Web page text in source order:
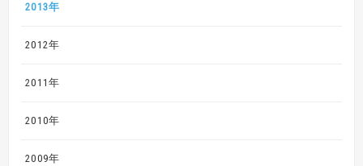
2013年
2012年
2011年
2010年
2009年